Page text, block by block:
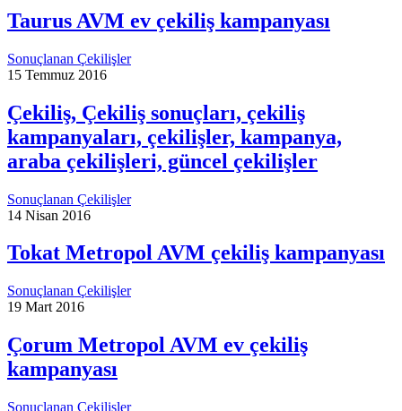
Taurus AVM ev çekiliş kampanyası
Sonuçlanan Çekilişler
15 Temmuz 2016
Çekiliş, Çekiliş sonuçları, çekiliş
kampanyaları, çekilişler, kampanya,
araba çekilişleri, güncel çekilişler
Sonuçlanan Çekilişler
14 Nisan 2016
Tokat Metropol AVM çekiliş kampanyası
Sonuçlanan Çekilişler
19 Mart 2016
Çorum Metropol AVM ev çekiliş
kampanyası
Sonuçlanan Çekilişler